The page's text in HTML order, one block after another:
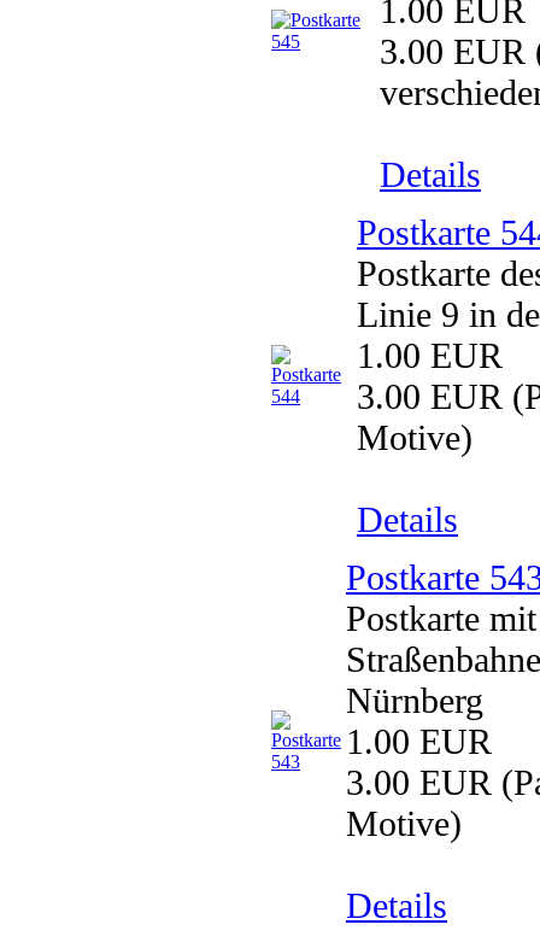
1.00 EUR
3.00 EUR
Details
Postkarte
Postkarte
Linie 9 in
1.00 EUR
3.00 EUR
Motive)
Details
Postkarte
Postkarte
Nürnberg
1.00 EUR
3.00 EUR
Motive)
Details